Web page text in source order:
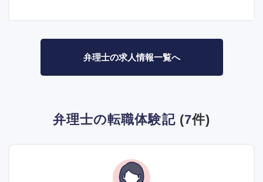
弁理士の求人情報一覧へ
弁理士の転職体験記 (7件)